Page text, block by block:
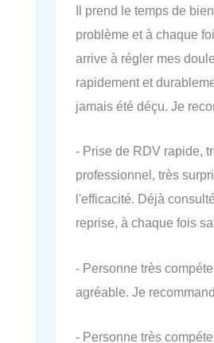
Il prend le temps de
problème et à chaque
arrive à régler mes
rapidement et
jamais été déçu. Je
- Prise de RDV rapide,
professionnel, très
l'efficacité. Déjà
reprise, à chaque fois
- Personne très
agréable. Je
- Personne très